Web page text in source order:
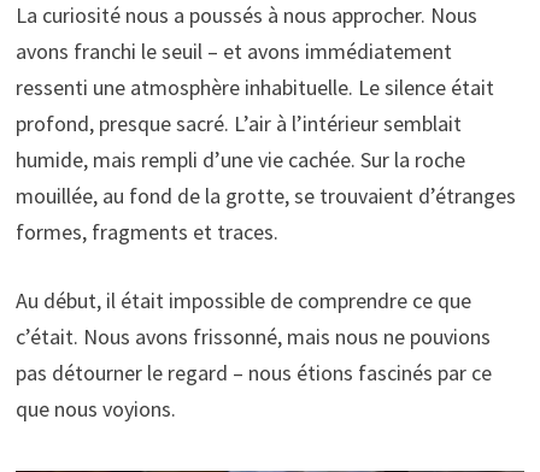
La curiosité nous a poussés à nous approcher. Nous
avons franchi le seuil – et avons immédiatement
ressenti une atmosphère inhabituelle. Le silence était
profond, presque sacré. L’air à l’intérieur semblait
humide, mais rempli d’une vie cachée. Sur la roche
mouillée, au fond de la grotte, se trouvaient d’étranges
formes, fragments et traces.
Au début, il était impossible de comprendre ce que
c’était. Nous avons frissonné, mais nous ne pouvions
pas détourner le regard – nous étions fascinés par ce
que nous voyions.